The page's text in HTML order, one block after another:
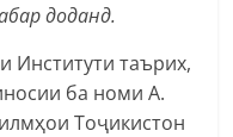
доданд.
Институти таърих,
ба номи А.
Тоҷикистон